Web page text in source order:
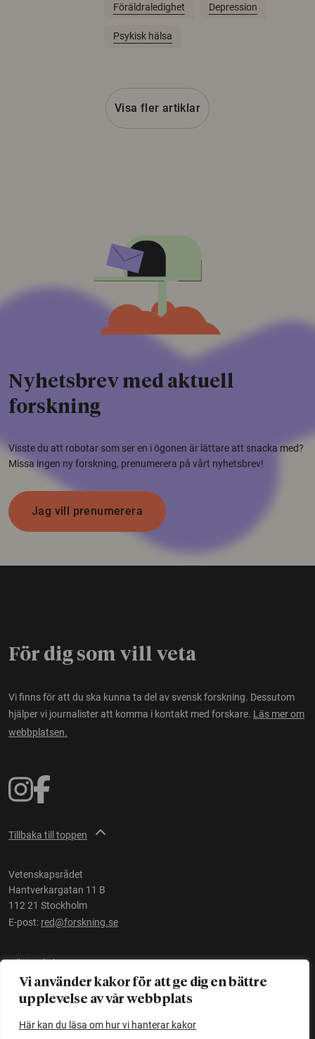
Vi använder kakor för att ge dig en bättre
upplevelse av vår webbplats
Här kan du läsa om hur vi hanterar kakor
Föräldraledighet Depression
Psykisk hälsa
Visa fler artiklar
Nyhetsbrev med aktuell
forskning
Visste du att robotar som ser en i ögonen är lättare att snacka med?
Missa ingen ny forskning, prenumerera på vårt nyhetsbrev!
Jag vill prenumerera
För dig som vill veta
Vi finns för att du ska kunna ta del av svensk forskning. Dessutom
hjälper vi journalister att komma i kontakt med forskare. Läs mer om
webbplatsen.
Tillbaka till toppen
Vetenskapsrådet
Hantverkargatan 11 B
112 21 Stockholm
E-post: red@forskning.se
Tillgänglighet
Ett initiativ avVetenskapsrådet